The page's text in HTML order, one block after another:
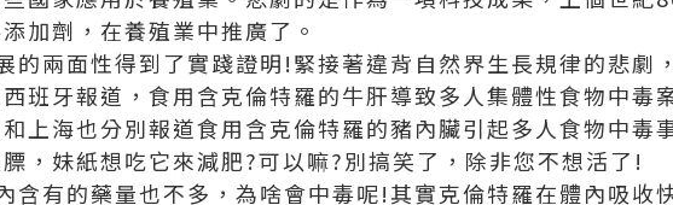
加劑，在養殖業中推廣了。
的兩面性得到了實踐證明!緊接著違背自然界生長規律的悲劇
班牙報道，食用含克倫特羅的牛肝導致多人集體性食物中毒
上海也分別報道食用含克倫特羅的豬內臟引起多人食物中毒
，妹紙想吃它來減肥?可以嘛?別搞笑了，除非您不想活了!
含有的藥量也不多，為啥會中毒呢!其實克倫特羅在體內吸收